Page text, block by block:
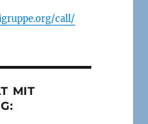
call/
MIT